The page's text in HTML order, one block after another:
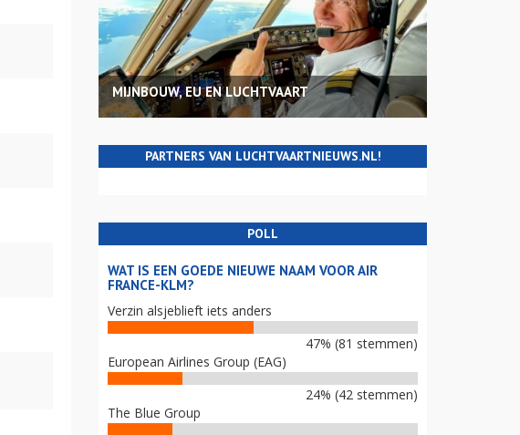
MIJNBOUW, EU EN LUCHTVAART
PARTNERS VAN LUCHTVAARTNIEUWS.NL!
POLL
WAT IS EEN GOEDE NIEUWE NAAM VOOR AIR
FRANCE-KLM?
Verzin alsjeblieft iets anders
47% (81 stemmen)
European Airlines Group (EAG)
24% (42 stemmen)
The Blue Group